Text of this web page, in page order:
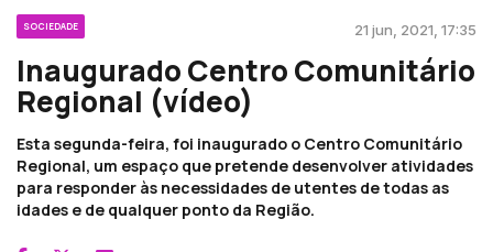
SOCIEDADE 21 jun, 2021, 17:35
Inaugurado Centro Comunitário
Regional (vídeo)
Esta segunda-feira, foi inaugurado o Centro Comunitário
Regional, um espaço que pretende desenvolver atividades
para responder às necessidades de utentes de todas as
idades e de qualquer ponto da Região.